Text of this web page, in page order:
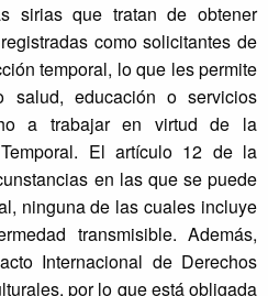
sirias que tratan de obtener
como solicitantes de
temporal, lo que les permite
salud, educación o servicios
a trabajar en virtud de la
El artículo 12 de la
en las que se puede
ninguna de las cuales incluye
transmisible. Además,
Internacional de Derechos
por lo que está obligada